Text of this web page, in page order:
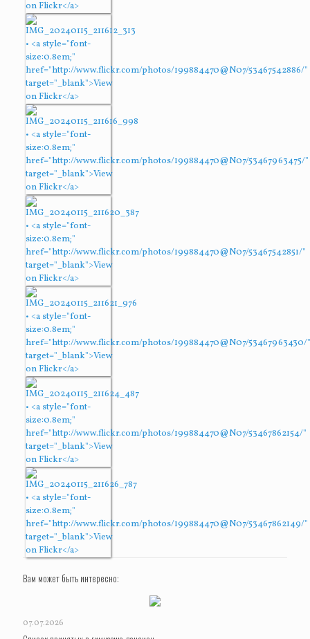
Вам может быть интересно:
07.07.2026